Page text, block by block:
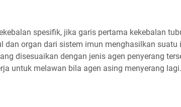
spesifik, jika garis pertama kekebalan
dan organ dari sistem imun menghasilkan suatu
disesuaikan dengan jenis agen penyerang
untuk melawan bila agen asing menyerang lagi.